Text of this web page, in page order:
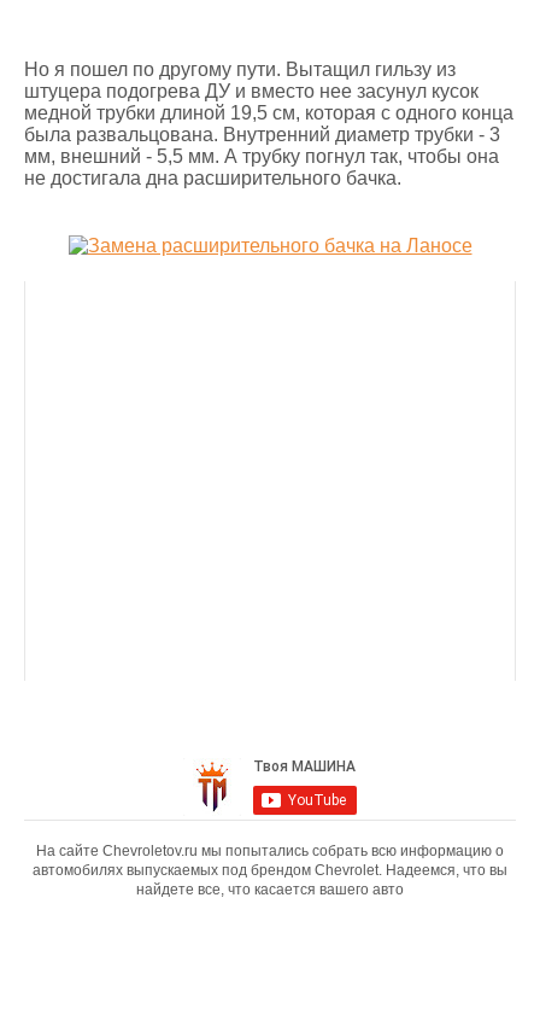
Но я пошел по другому пути. Вытащил гильзу из
штуцера подогрева ДУ и вместо нее засунул кусок
медной трубки длиной 19,5 см, которая с одного конца
была развальцована. Внутренний диаметр трубки - 3
мм, внешний - 5,5 мм. А трубку погнул так, чтобы она
не достигала дна расширительного бачка.
На сайте Chevroletov.ru мы попытались собрать всю информацию о
автомобилях выпускаемых под брендом Chevrolet. Надеемся, что вы
найдете все, что касается вашего авто